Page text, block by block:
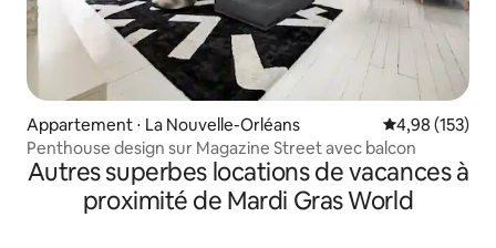
Appartement ⋅ La Nouvelle-Orléans Évaluation
4,98 (153)
Penthouse design sur Magazine Street avec balcon
Autres superbes locations de vacances à
proximité de Mardi Gras World